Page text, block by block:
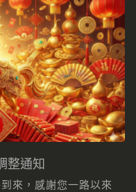
整通知
來，感謝您一路以來